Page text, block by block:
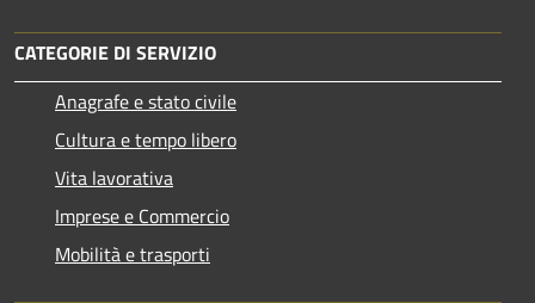
CATEGORIE DI SERVIZIO
Anagrafe e stato civile
Cultura e tempo libero
Vita lavorativa
Imprese e Commercio
Mobilità e trasporti